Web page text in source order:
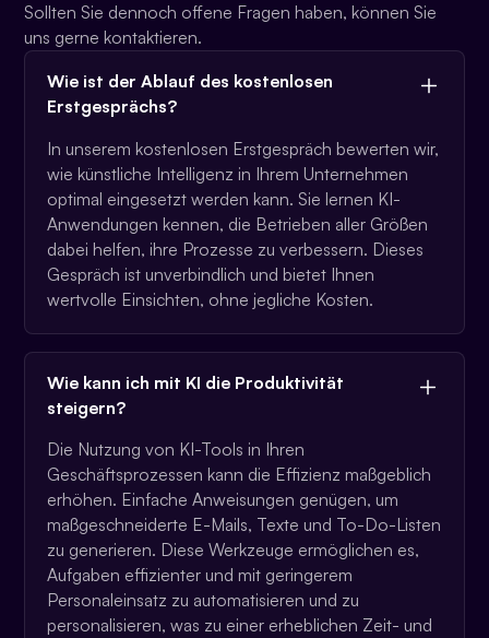
Sollten Sie dennoch offene Fragen haben, können Sie
uns gerne kontaktieren.
Wie ist der Ablauf des kostenlosen
Erstgesprächs?
In unserem kostenlosen Erstgespräch bewerten wir,
wie künstliche Intelligenz in Ihrem Unternehmen
optimal eingesetzt werden kann. Sie lernen KI-
Anwendungen kennen, die Betrieben aller Größen
dabei helfen, ihre Prozesse zu verbessern. Dieses
Gespräch ist unverbindlich und bietet Ihnen
wertvolle Einsichten, ohne jegliche Kosten.
Wie kann ich mit KI die Produktivität
steigern?
Die Nutzung von KI-Tools in Ihren
Geschäftsprozessen kann die Effizienz maßgeblich
erhöhen. Einfache Anweisungen genügen, um
maßgeschneiderte E-Mails, Texte und To-Do-Listen
zu generieren. Diese Werkzeuge ermöglichen es,
Aufgaben effizienter und mit geringerem
Personaleinsatz zu automatisieren und zu
personalisieren, was zu einer erheblichen Zeit- und